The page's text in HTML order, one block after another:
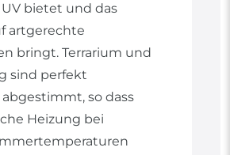
bietet und das
artgerechte
bringt. Terrarium und
sind perfekt
so dass
Heizung bei